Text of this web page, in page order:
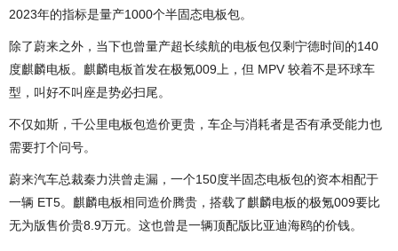
2023年的指标是量产1000个半固态电板包。
除了蔚来之外，当下也曾量产超长续航的电板包仅剩宁德时间的140
度麒麟电板。麒麟电板首发在极氪009上，但 MPV 较着不是环球车
型，叫好不叫座是势必扫尾。
不仅如斯，千公里电板包造价更贵，车企与消耗者是否有承受能力也
需要打个问号。
蔚来汽车总裁秦力洪曾走漏，一个150度半固态电板包的资本相配于
一辆 ET5。麒麟电板相同造价腾贵，搭载了麒麟电板的极氪009要比
无为版售价贵8.9万元。这也曾是一辆顶配版比亚迪海鸥的价钱。